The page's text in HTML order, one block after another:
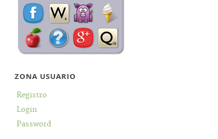
ZONA USUARIO
Registro
Login
Password